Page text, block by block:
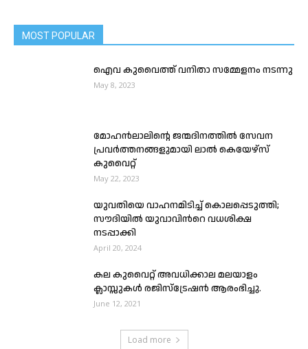
MOST POPULAR
ഐവ കുവൈത്ത് വനിതാ സമ്മേളനം നടന്നു
May 8, 2023
മോഹൻലാലിന്റെ ജന്മദിനത്തിൽ സേവന
പ്രവർത്തനങ്ങളുമായി ലാൽ കെയേഴ്‌സ്
കുവൈറ്റ്
May 22, 2023
യുവതിയെ വാഹനമിടിച്ച് കൊലപ്പെടുത്തി;
സൗദിയിൽ യുവാവിന്‍റെ വധശിക്ഷ
നടപ്പാക്കി
April 20, 2024
കല കുവൈറ്റ് അവധിക്കാല മലയാളം
ക്ലാസ്സുകൾ രജിസ്ട്രേഷന്‍ ആരംഭിച്ചു.
June 12, 2021
Load more